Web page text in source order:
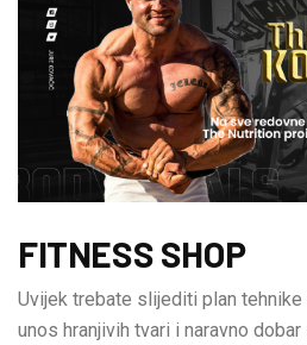
FITNESS SHOP
Uvijek trebate slijediti plan
unos hranjivih tvari i naravno dobar